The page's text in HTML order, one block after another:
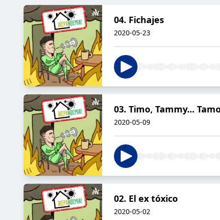
04. Fichajes
2020-05-23
03. Timo, Tammy...
2020-05-09
02. El ex tóxico
2020-05-02